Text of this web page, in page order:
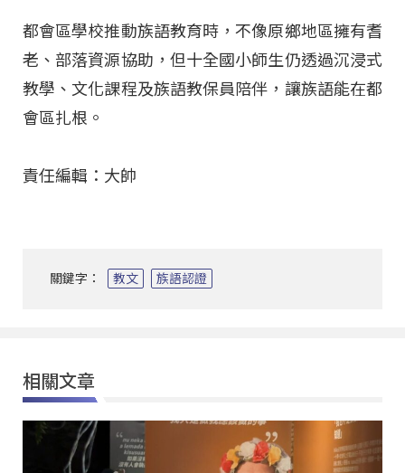
都會區學校推動族語教育時，不像原鄉地區擁有耆
老、部落資源協助，但十全國小師生仍透過沉浸式
教學、文化課程及族語教保員陪伴，讓族語能在都
會區扎根 。
責任編輯：大帥
關鍵字： 教文 族語認證
相關文章